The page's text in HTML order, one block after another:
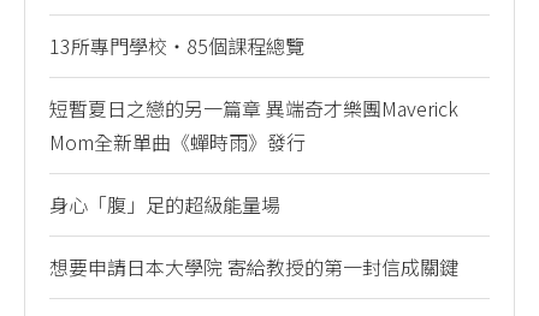
13所專門學校・85個課程總覽
短暫夏日之戀的另一篇章 異端奇才樂團Maverick
Mom全新單曲《蟬時雨》發行
身心「腹」足的超級能量場
想要申請日本大學院 寄給教授的第一封信成關鍵